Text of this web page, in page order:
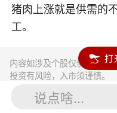
猪肉上涨就是供需的
工。
内容如涉及个股仅供参考，
投资有风险，入市须谨慎。
说点啥...